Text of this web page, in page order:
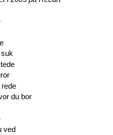
du bor
ved